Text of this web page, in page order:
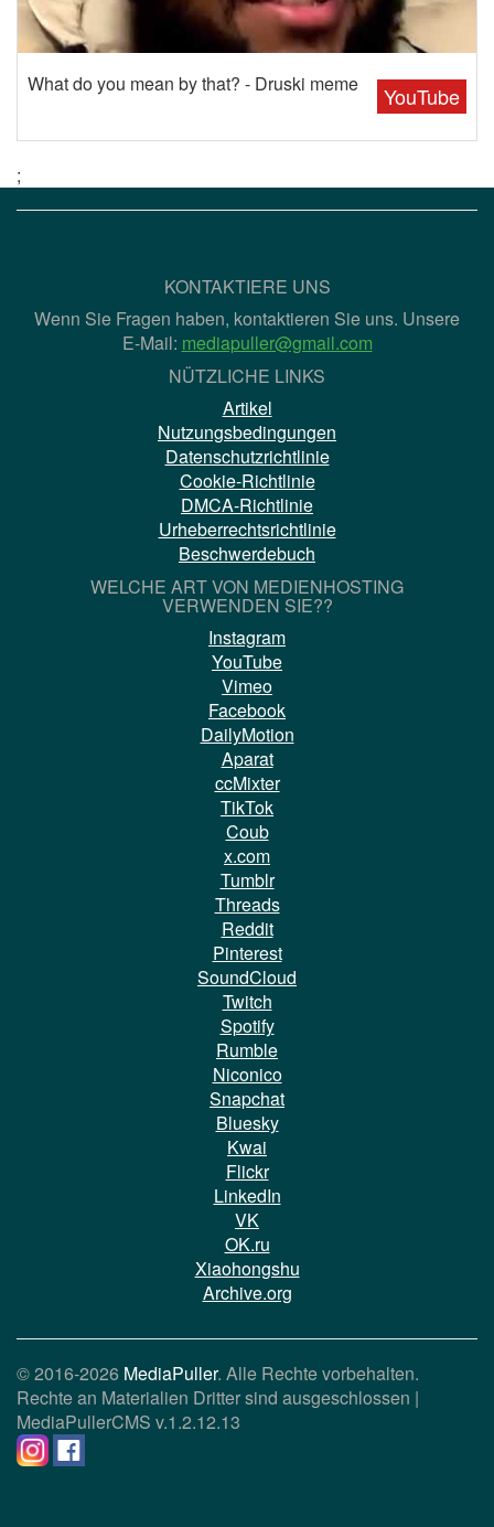
YouTube
What do you mean by that? - Druski meme
;
KONTAKTIERE UNS
Wenn Sie Fragen haben, kontaktieren Sie uns. Unsere
E-Mail: mediapuller@gmail.com
NÜTZLICHE LINKS
Artikel
Nutzungsbedingungen
Datenschutzrichtlinie
Cookie-Richtlinie
DMCA-Richtlinie
Urheberrechtsrichtlinie
Beschwerdebuch
WELCHE ART VON MEDIENHOSTING
VERWENDEN SIE??
Instagram
YouTube
Vimeo
Facebook
DailyMotion
Aparat
ccMixter
TikTok
Coub
x.com
Tumblr
Threads
Reddit
Pinterest
SoundCloud
Twitch
Spotify
Rumble
Niconico
Snapchat
Bluesky
Kwai
Flickr
LinkedIn
VK
OK.ru
Xiaohongshu
Archive.org
© 2016-2026 MediaPuller. Alle Rechte vorbehalten.
Rechte an Materialien Dritter sind ausgeschlossen |
MediaPullerCMS v.1.2.12.13